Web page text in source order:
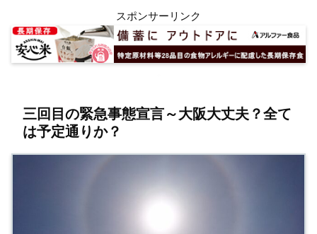
スポンサーリンク
三回目の緊急事態宣言～大阪大丈夫？全て
は予定通りか？